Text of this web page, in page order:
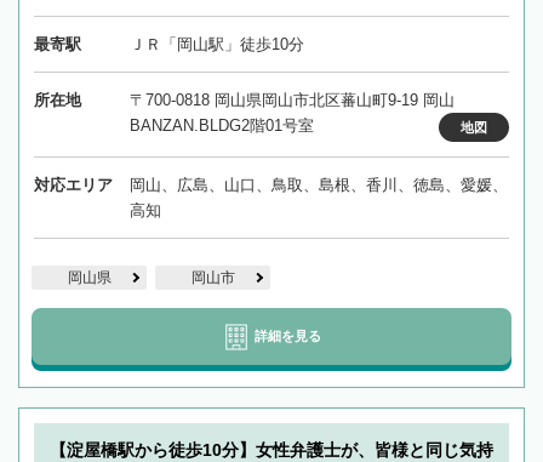
最寄駅 ＪＲ「岡山駅」徒歩10分
所在地
〒700-0818 岡山県岡山市北区蕃山町9-19 岡山
BANZAN.BLDG2階01号室
地図
対応エリア
岡山、広島、山口、鳥取、島根、香川、徳島、愛媛、
高知
岡山県 岡山市
詳細を見る
【淀屋橋駅から徒歩10分】女性弁護士が、皆様と同じ気持